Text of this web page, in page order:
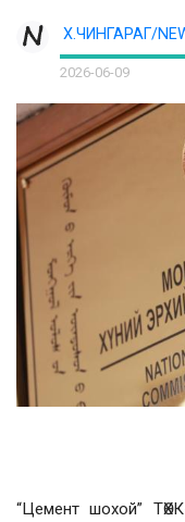
Х.ЧИНГАРАГ/
2026-06-09
“Цемент шохой”